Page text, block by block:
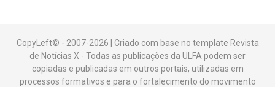
CopyLeft© - 2007-2026 | Criado com base no template Revista
de Notícias X - Todas as publicações da ULFA podem ser
copiadas e publicadas em outros portais, utilizadas em
processos formativos e para o fortalecimento do movimento